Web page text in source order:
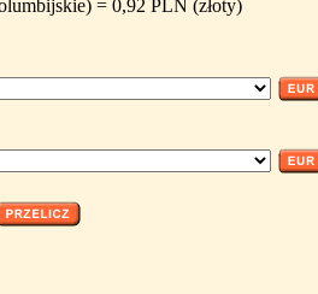
= 0,92 PLN (złoty)